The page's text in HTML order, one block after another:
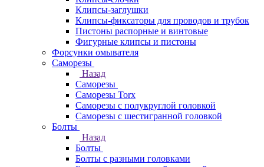
Клипсы-заглушки
Клипсы-фиксаторы для проводов и трубок
Пистоны распорные и винтовые
Фигурные клипсы и пистоны
Форсунки омывателя
Саморезы
Назад
Саморезы
Саморезы Torx
Саморезы с полукруглой головкой
Саморезы с шестигранной головкой
Болты
Назад
Болты
Болты с разными головками